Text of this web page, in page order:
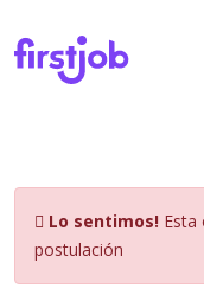
Lo sentimos! Esta
postulación